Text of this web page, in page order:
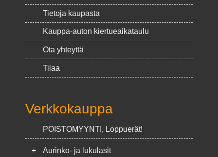
Tietoja kaupasta
Kauppa-auton kiertueaikataulu
Ota yhteyttä
Tilaa
Verkkokauppa
POISTOMYYNTI, Loppuerät!
+ Aurinko- ja lukulasit